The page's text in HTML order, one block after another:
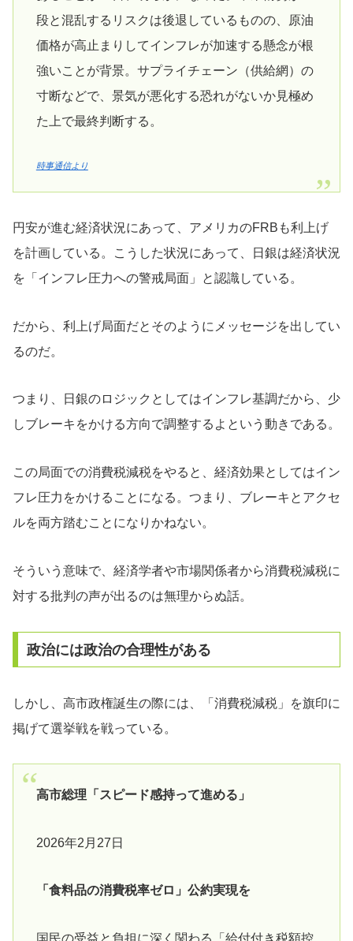
段と混乱するリスクは後退しているものの、原油
価格が高止まりしてインフレが加速する懸念が根
強いことが背景。サプライチェーン（供給網）の
寸断などで、景気が悪化する恐れがないか見極め
た上で最終判断する。
時事通信より
円安が進む経済状況にあって、アメリカのFRBも利上げ
を計画している。こうした状況にあって、日銀は経済状況
を「インフレ圧力への警戒局面」と認識している。
だから、利上げ局面だとそのようにメッセージを出してい
るのだ。
つまり、日銀のロジックとしてはインフレ基調だから、少
しブレーキをかける方向で調整するよという動きである。
この局面での消費税減税をやると、経済効果としてはイン
フレ圧力をかけることになる。つまり、ブレーキとアクセ
ルを両方踏むことになりかねない。
そういう意味で、経済学者や市場関係者から消費税減税に
対する批判の声が出るのは無理からぬ話。
政治には政治の合理性がある
しかし、高市政権誕生の際には、「消費税減税」を旗印に
掲げて選挙戦を戦っている。
高市総理「スピード感持って進める」
2026年2月27日
「食料品の消費税率ゼロ」公約実現を
国民の受益と負担に深く関わる「給付付き税額控